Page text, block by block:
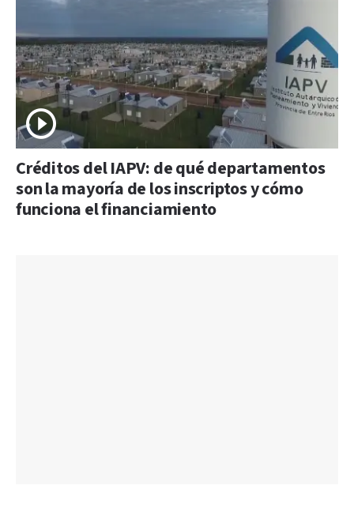
Créditos del IAPV: de qué departamentos
son la mayoría de los inscriptos y cómo
funciona el financiamiento